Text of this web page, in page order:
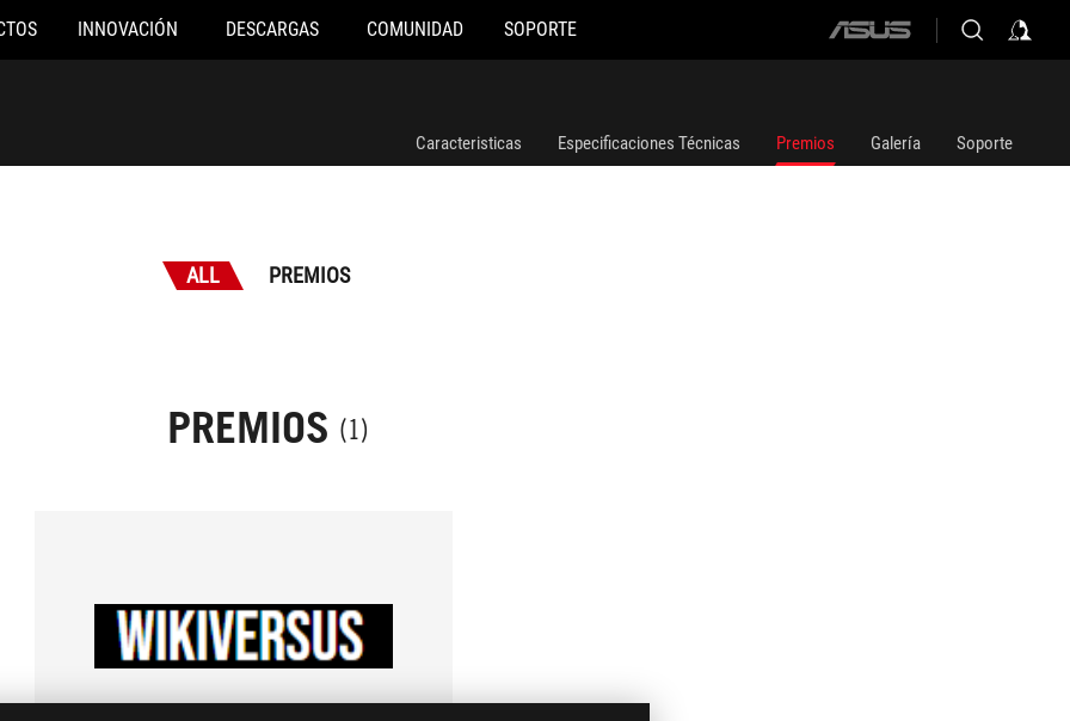
INNOVACIÓN DESCARGAS COMUNIDAD SOPORTE
ASUS
Caracteristicas Especificaciones Técnicas Premios Galería Soporte
ALL PREMIOS
PREMIOS (1)